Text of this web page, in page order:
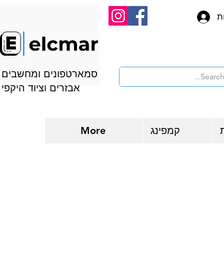
סמארטפונים ומחשבים
אבזרים וציוד היקפי
קמפינג More